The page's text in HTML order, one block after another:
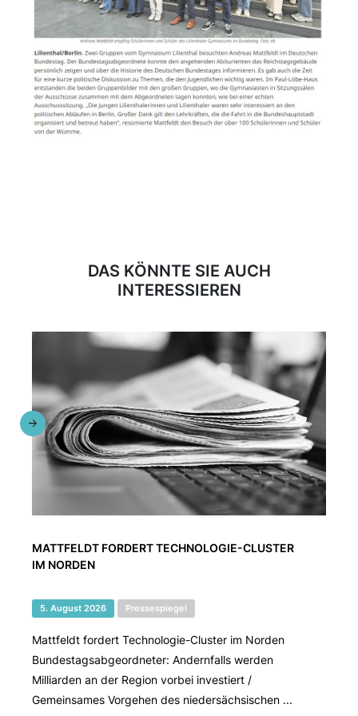
DAS KÖNNTE SIE AUCH
INTERESSIEREN
MATTFELDT FORDERT TECHNOLOGIE-CLUSTER
IM NORDEN
5. August 2026 Pressespiegel
Mattfeldt fordert Technologie-Cluster im Norden
Bundestagsabgeordneter: Andernfalls werden
Milliarden an der Region vorbei investiert /
Gemeinsames Vorgehen des niedersächsischen ...